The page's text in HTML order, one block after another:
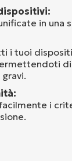
in una
i tuoi
i